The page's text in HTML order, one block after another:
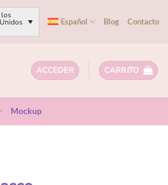
los
Español Blog Contacto
ACCEDER CARRITO
Mockup